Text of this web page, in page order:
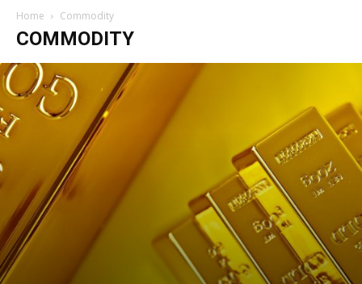
Home Commodity
COMMODITY